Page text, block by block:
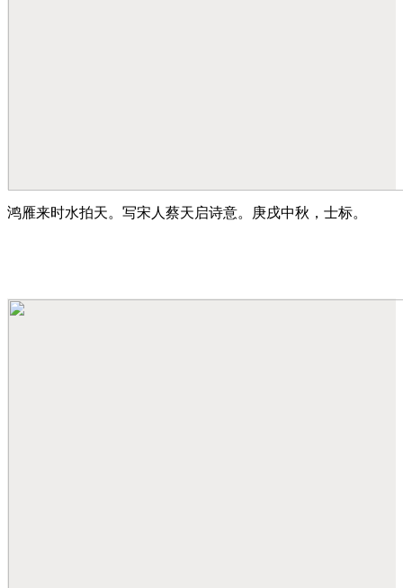
鸿雁来时水拍天。写宋人蔡天启诗意。庚戌中秋，士标。